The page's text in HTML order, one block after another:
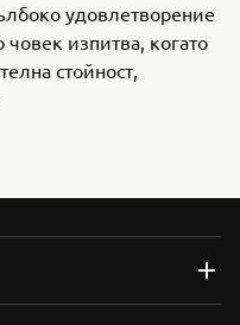
удовлетворение
изпитва, когато
стойност,